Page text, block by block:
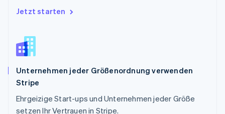
Jetzt starten
Unternehmen jeder Größenordnung verwenden
Stripe
Ehrgeizige Start-ups und Unternehmen jeder Größe
setzen Ihr Vertrauen in Stripe.
Slowenien
China
English
EspañolEnglish
Thailand
Tschechische Republik
English